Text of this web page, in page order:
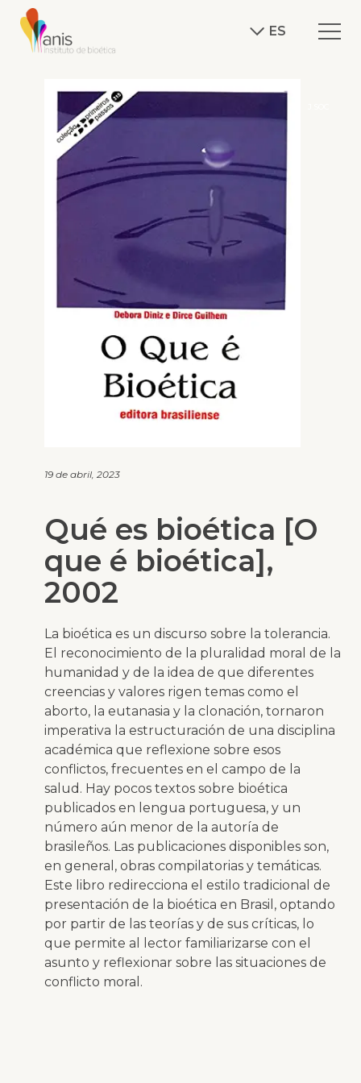
ES
19 de abril, 2023
Qué es bioética [O
que é bioética],
2002
La bioética es un discurso sobre la tolerancia.
El reconocimiento de la pluralidad moral de la
humanidad y de la idea de que diferentes
creencias y valores rigen temas como el
aborto, la eutanasia y la clonación, tornaron
imperativa la estructuración de una disciplina
académica que reflexione sobre esos
conflictos, frecuentes en el campo de la
salud. Hay pocos textos sobre bioética
publicados en lengua portuguesa, y un
número aún menor de la autoría de
brasileños. Las publicaciones disponibles son,
en general, obras compilatorias y temáticas.
Este libro redirecciona el estilo tradicional de
presentación de la bioética en Brasil, optando
por partir de las teorías y de sus críticas, lo
que permite al lector familiarizarse con el
asunto y reflexionar sobre las situaciones de
conflicto moral.